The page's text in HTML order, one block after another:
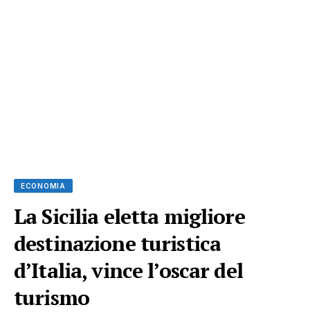
ECONOMIA
La Sicilia eletta migliore
destinazione turistica
d’Italia, vince l’oscar del
turismo